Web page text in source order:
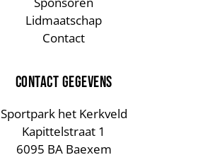
Lidmaatschap
Contact
CONTACT GEGEVENS
Sportpark het Kerkveld
Kapittelstraat 1
6095 BA Baexem